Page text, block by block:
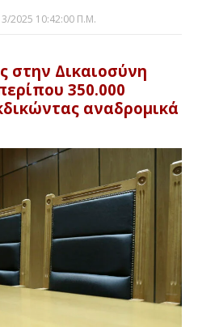
2025 10:42:00 Π.μ.
στην Δικαιοσύνη
350.000
αναδρομικά